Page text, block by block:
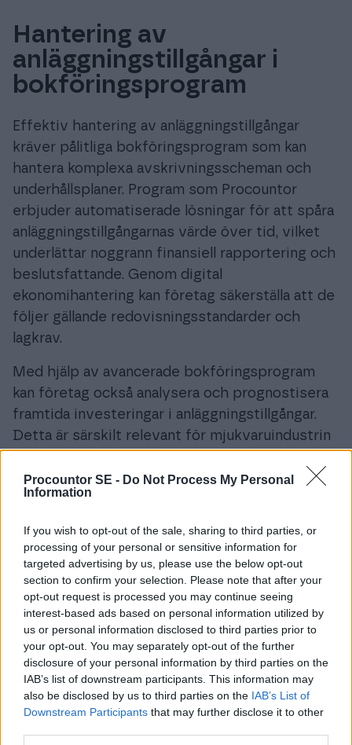
Procountor SE - Do Not Process My Personal
Information
If you wish to opt-out of the sale, sharing to third parties, or
processing of your personal or sensitive information for
targeted advertising by us, please use the below opt-out
section to confirm your selection. Please note that after your
opt-out request is processed you may continue seeing
interest-based ads based on personal information utilized by
us or personal information disclosed to third parties prior to
your opt-out. You may separately opt-out of the further
disclosure of your personal information by third parties on the
IAB’s list of downstream participants. This information may
also be disclosed by us to third parties on the IAB’s List of
Downstream Participants that may further disclose it to other
Hantering av
anläggningstillgångar i
bokföringsprogram
Effektiv hantering av anläggningstillgångar
kräver pålitliga bokföringsprogram som kan
hantera komplexa avskrivningsscheman och
underhållsplaner. Program som Procountor
erbjuder automatiserade lösningar för att spåra
anläggningstillgångarnas värde över tid, vilket
underlättar noggrann finansiell rapportering och
beslutsfattande. Genom digital
ekonomihantering kan företag säkerställa att de
följer gällande redovisningsstandarder och
lagkrav.
Med hjälp av avancerade bokföringsprogram
kan företag också analysera och prognostisera
framtida investeringar i anläggningstillgångar.
Detta är särskilt relevant för mjukvaruindustrin
tillgångar föråldrade snabbare än förväntat. En
robust programvara ger insikter som är
miljö.
Effektiv användning av
anläggningstillgångar
För att maximera avkastningen på
anläggningstillgångar bör företag fokusera på
strategisk planering och optimering av
användningen. Detta innebär att regelbundet
utvärdera tillgångarnas prestanda och